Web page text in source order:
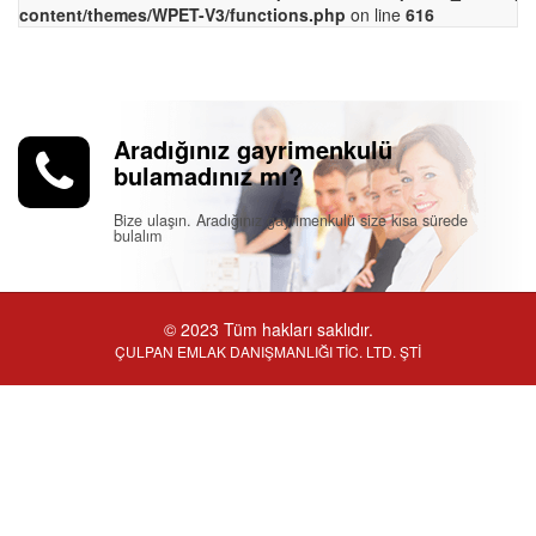
content/themes/WPET-V3/functions.php on line 616
Aradığınız gayrimenkulü
bulamadınız mı?
Bize ulaşın. Aradığınız gayrimenkulü size kısa sürede
bulalım
© 2023 Tüm hakları saklıdır.
ÇULPAN EMLAK DANIŞMANLIĞI TİC. LTD. ŞTİ